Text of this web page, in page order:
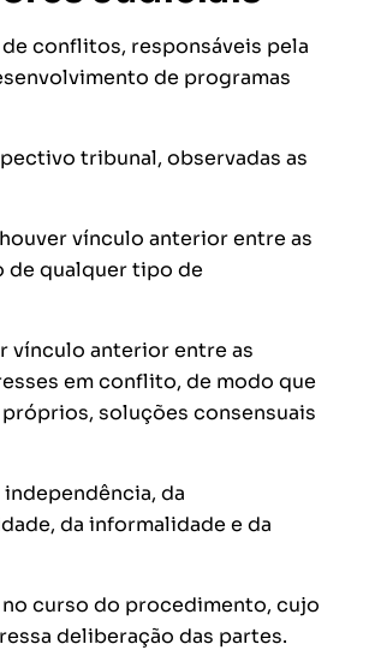
conflitos, responsáveis pela
de programas
tribunal, observadas as
vínculo anterior entre as
de qualquer tipo de
vínculo anterior entre as
em conflito, de modo que
soluções consensuais
da
da informalidade e da
curso do procedimento, cujo
deliberação das partes.